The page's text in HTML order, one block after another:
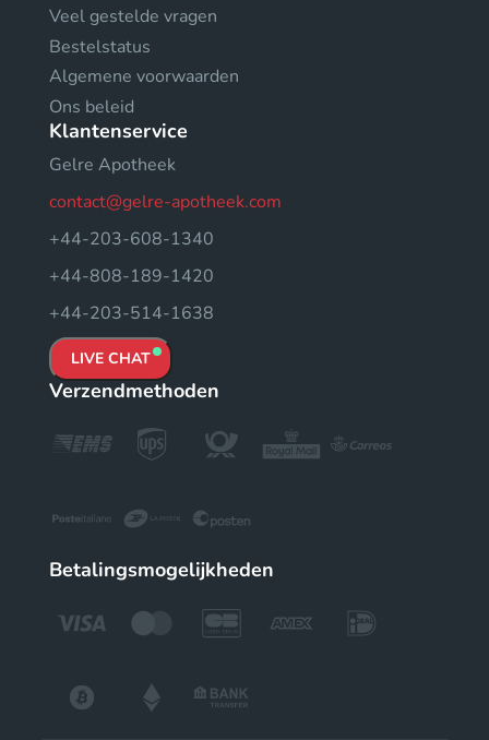
Veel gestelde vragen
Bestelstatus
Algemene voorwaarden
Ons beleid
Klantenservice
Gelre Apotheek
contact@gelre-apotheek.com
+44-203-608-1340
+44-808-189-1420
+44-203-514-1638
LIVE CHAT
Verzendmethoden
Betalingsmogelijkheden